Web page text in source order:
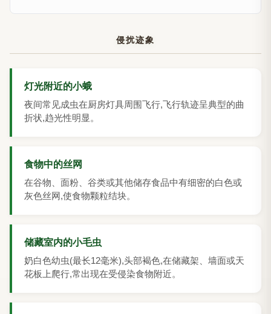
侵扰迹象
灯光附近的小蛾
夜间常见成虫在厨房灯具周围飞行,飞行轨迹呈典型的曲
折状,趋光性明显。
食物中的丝网
在谷物、面粉、谷类或其他储存食品中有细密的白色或
灰色丝网,使食物颗粒结块。
储藏室内的小毛虫
奶白色幼虫(最长12毫米),头部褐色,在储藏架、墙面或天
花板上爬行,常出现在受侵染食物附近。